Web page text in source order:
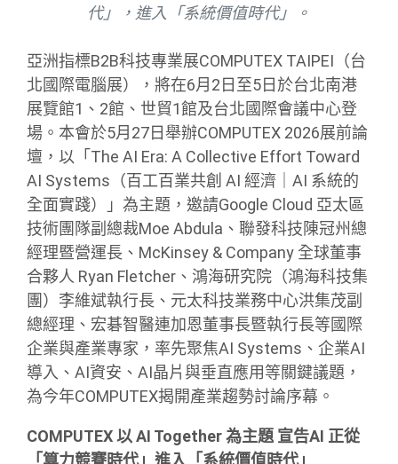
代」，進入「系統價值時代」。
亞洲指標B2B科技專業展COMPUTEX TAIPEI（台
北國際電腦展），將在6月2日至5日於台北南港
展覽館1、2館、世貿1館及台北國際會議中心登
場。本會於5月27日舉辦COMPUTEX 2026展前論
壇，以「The AI Era: A Collective Effort Toward
AI Systems（百工百業共創 AI 經濟｜AI 系統的
全面實踐）」為主題，邀請Google Cloud 亞太區
技術團隊副總裁Moe Abdula、聯發科技陳冠州總
經理暨營運長、McKinsey & Company 全球董事
合夥人 Ryan Fletcher、鴻海研究院（鴻海科技集
團）李維斌執行長、元太科技業務中心洪集茂副
總經理、宏碁智醫連加恩董事長暨執行長等國際
企業與產業專家，率先聚焦AI Systems、企業AI
導入、AI資安、AI晶片與垂直應用等關鍵議題，
為今年COMPUTEX揭開產業趨勢討論序幕。
COMPUTEX 以 AI Together 為主題 宣告AI 正從